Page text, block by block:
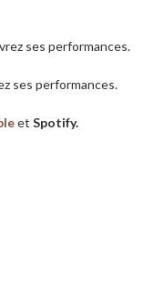
ses performances.
ses performances.
et Spotify.